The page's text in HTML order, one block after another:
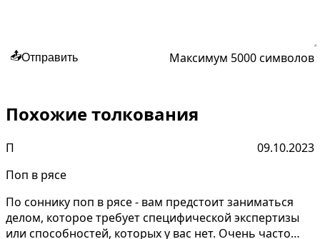
📤Отправить Максимум 5000 символов
Похожие толкования
П
09.10.2023
Поп в рясе
По соннику поп в рясе - вам предстоит заниматься
делом, которое требует специфической экспертизы
или способностей, которых у вас нет. Очень часто